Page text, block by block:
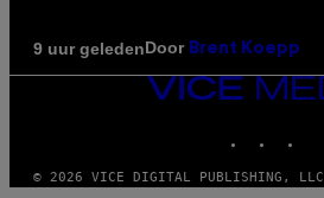
9 uur geledenDoor Brent Koepp
VICE
MEDIA
© 2026 VICE DIGITAL PUBLISHING, LLC